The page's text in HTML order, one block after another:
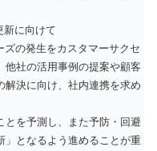
新に向けて
の発生をカスタマーサクセ
他社の活用事例の提案や顧客
解決に向け、社内連携を求め
とを予測し、また予防・回避
」となるよう進めることが重